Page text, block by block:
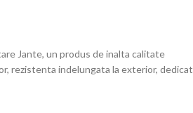
Jante, un produs de inalta calitate
rezistenta indelungata la exterior, dedicat